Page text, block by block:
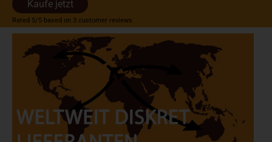
Kaufe jetzt
Rated 5/5 based on 3 customer reviews